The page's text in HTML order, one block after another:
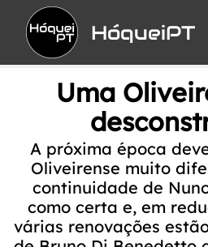
HóqueiPT
Uma
A próxima época
Oliveirense muito
continuidade de
como certa e, em
várias renovações